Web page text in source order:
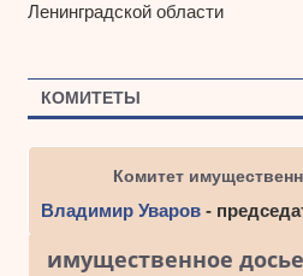
Ленинградской области
КОМИТЕТЫ
Комитет
Владимир Уваров-
имущественное досье